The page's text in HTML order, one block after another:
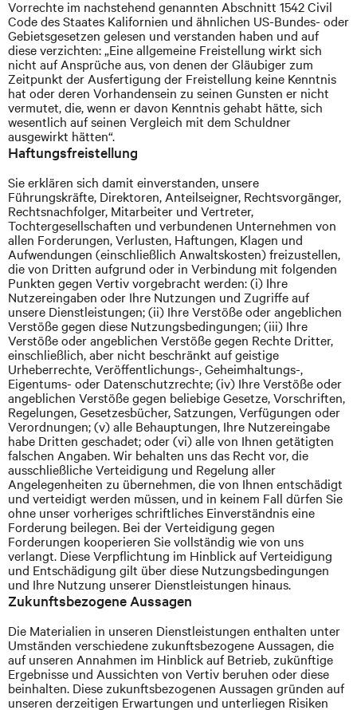
Vorrechte im nachstehend genannten Abschnitt 1542 Civil
Code des Staates Kalifornien und ähnlichen US-Bundes- oder
Gebietsgesetzen gelesen und verstanden haben und auf
diese verzichten: „Eine allgemeine Freistellung wirkt sich
nicht auf Ansprüche aus, von denen der Gläubiger zum
Zeitpunkt der Ausfertigung der Freistellung keine Kenntnis
hat oder deren Vorhandensein zu seinen Gunsten er nicht
vermutet, die, wenn er davon Kenntnis gehabt hätte, sich
wesentlich auf seinen Vergleich mit dem Schuldner
ausgewirkt hätten“.
Haftungsfreistellung
Sie erklären sich damit einverstanden, unsere
Führungskräfte, Direktoren, Anteilseigner, Rechtsvorgänger,
Rechtsnachfolger, Mitarbeiter und Vertreter,
Tochtergesellschaften und verbundenen Unternehmen von
allen Forderungen, Verlusten, Haftungen, Klagen und
Aufwendungen (einschließlich Anwaltskosten) freizustellen,
die von Dritten aufgrund oder in Verbindung mit folgenden
Punkten gegen Vertiv vorgebracht werden: (i) Ihre
Nutzereingaben oder Ihre Nutzungen und Zugriffe auf
unsere Dienstleistungen; (ii) Ihre Verstöße oder angeblichen
Verstöße gegen diese Nutzungsbedingungen; (iii) Ihre
Verstöße oder angeblichen Verstöße gegen Rechte Dritter,
einschließlich, aber nicht beschränkt auf geistige
Urheberrechte, Veröffentlichungs-, Geheimhaltungs-,
Eigentums- oder Datenschutzrechte; (iv) Ihre Verstöße oder
angeblichen Verstöße gegen beliebige Gesetze, Vorschriften,
Regelungen, Gesetzesbücher, Satzungen, Verfügungen oder
Verordnungen; (v) alle Behauptungen, Ihre Nutzereingabe
habe Dritten geschadet; oder (vi) alle von Ihnen getätigten
falschen Angaben. Wir behalten uns das Recht vor, die
ausschließliche Verteidigung und Regelung aller
Angelegenheiten zu übernehmen, die von Ihnen entschädigt
und verteidigt werden müssen, und in keinem Fall dürfen Sie
ohne unser vorheriges schriftliches Einverständnis eine
Forderung beilegen. Bei der Verteidigung gegen
Forderungen kooperieren Sie vollständig wie von uns
verlangt. Diese Verpflichtung im Hinblick auf Verteidigung
und Entschädigung gilt über diese Nutzungsbedingungen
und Ihre Nutzung unserer Dienstleistungen hinaus.
Zukunftsbezogene Aussagen
Die Materialien in unseren Dienstleistungen enthalten unter
Umständen verschiedene zukunftsbezogene Aussagen, die
auf unseren Annahmen im Hinblick auf Betrieb, zukünftige
Ergebnisse und Aussichten von Vertiv beruhen oder diese
beinhalten. Diese zukunftsbezogenen Aussagen gründen auf
unseren derzeitigen Erwartungen und unterliegen Risiken